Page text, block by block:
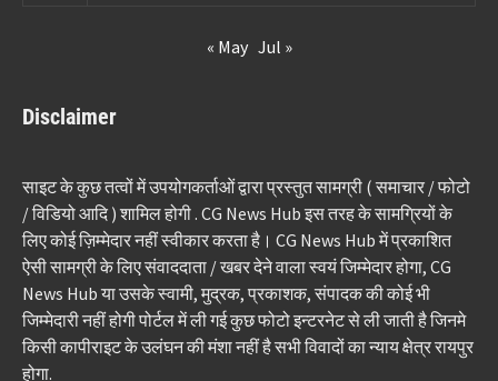
« May Jul »
Disclaimer
साइट के कुछ तत्वों में उपयोगकर्ताओं द्वारा प्रस्तुत सामग्री ( समाचार / फोटो
/ विडियो आदि ) शामिल होगी . CG News Hub इस तरह के सामग्रियों के
लिए कोई ज़िम्मेदार नहीं स्वीकार करता है। CG News Hub में प्रकाशित
ऐसी सामग्री के लिए संवाददाता / खबर देने वाला स्वयं जिम्मेदार होगा, CG
News Hub या उसके स्वामी, मुद्रक, प्रकाशक, संपादक की कोई भी
जिम्मेदारी नहीं होगी पोर्टल में ली गई कुछ फोटो इन्टरनेट से ली जाती है जिनमे
किसी कापीराइट के उलंघन की मंशा नहीं है सभी विवादों का न्याय क्षेत्र रायपुर
होगा.